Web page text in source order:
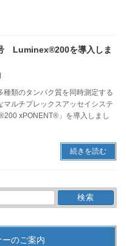
Luminex®200を導入しま
種類のタンパク質を同時測定する
マルチプレックスアッセイシステ
xPONENT®」を導入しまし
続きを読む
のご案内